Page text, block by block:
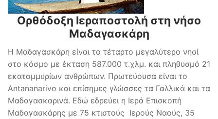
Ορθόδοξη Ιεραποστολή στη νήσο
Μαδαγασκάρη
Η Μαδαγασκάρη είναι το τέταρτο μεγαλύτερο νησί
στο κόσμο με έκταση 587.000 τ.χλμ. και πληθυσμό 21
εκατομμυρίων ανθρώπων. Πρωτεύουσα είναι το
Antananarivo και επίσημες γλώσσες τα Γαλλικά και τα
Μαδαγασκαρινά. Εδώ εδρεύει η Ιερά Επισκοπή
Μαδαγασκάρης με 75 κτιστούς Ιερούς Ναούς, 35